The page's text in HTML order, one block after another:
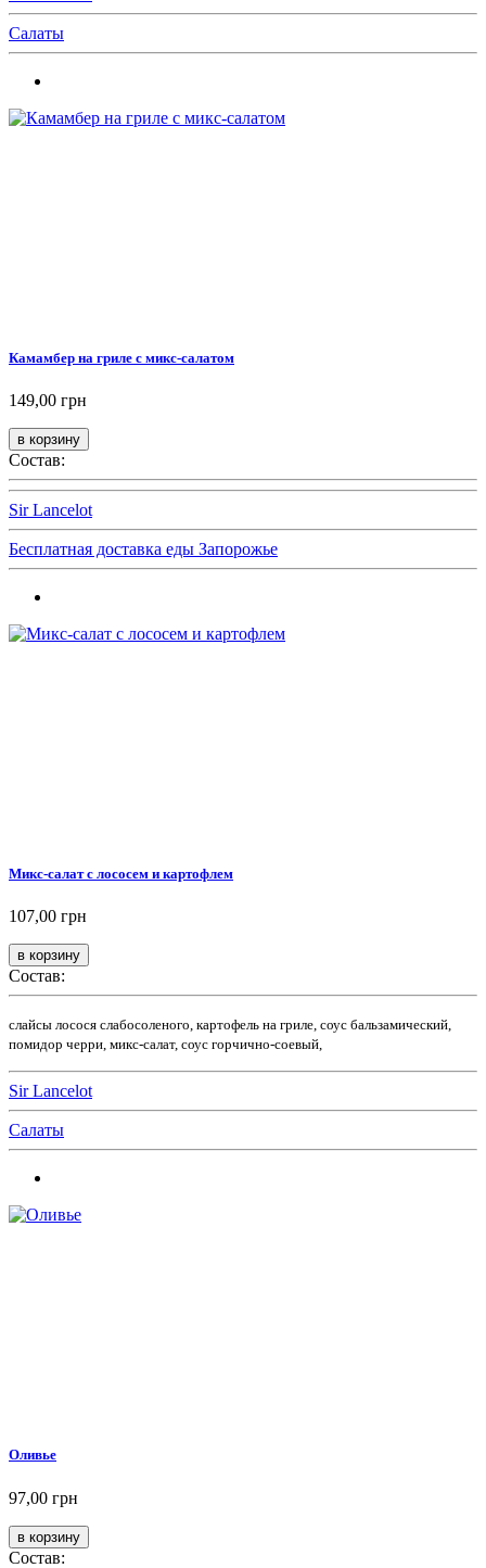
Салаты
Камамбер на гриле с микс-салатом
149,00 грн
Состав:
Sir Lancelot
Бесплатная доставка еды Запорожье
Микс-салат с лососем и картофлем
107,00 грн
Состав:
слайсы лосося слабосоленого, картофель на гриле, соус бальзамический,
помидор черри, микс-салат, соус горчично-соевый,
Sir Lancelot
Салаты
Оливье
97,00 грн
Состав: